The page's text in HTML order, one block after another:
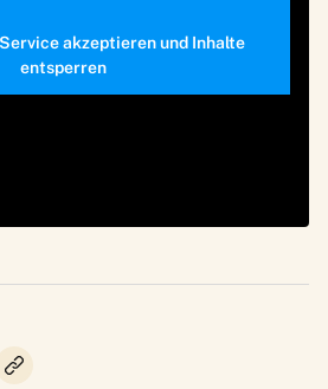
akzeptieren und Inhalte
entsperren